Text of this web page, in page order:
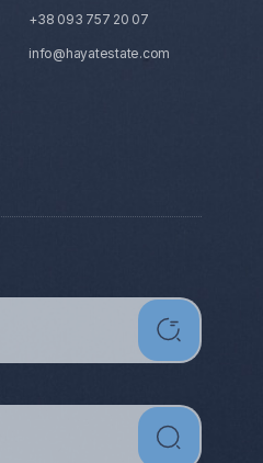
+38 093 757 20 07
info@hayatestate.com